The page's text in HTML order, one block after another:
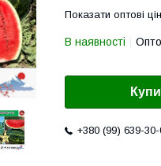
Показати оптові
В наявності
+380 (99) 639-